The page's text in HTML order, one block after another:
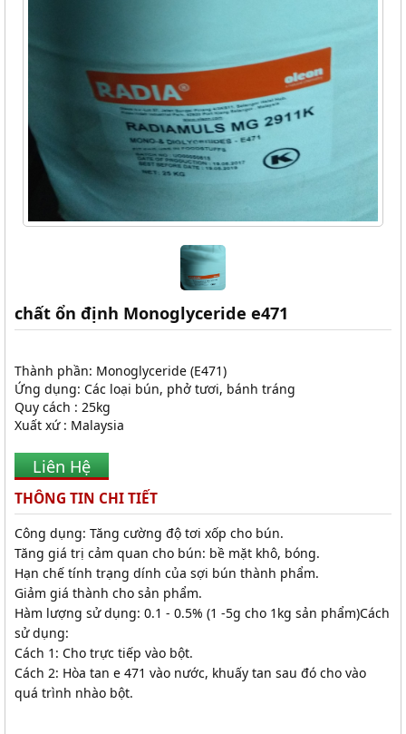
chất ổn định Monoglyceride e471
Thành phần: Monoglyceride (E471)
Ứng dụng: Các loại bún, phở tươi, bánh tráng
Quy cách : 25kg
Xuất xứ : Malaysia
Liên Hệ
THÔNG TIN CHI TIẾT
Công dụng: Tăng cường độ tơi xốp cho bún.
Tăng giá trị cảm quan cho bún: bề mặt khô, bóng.
Hạn chế tính trạng dính của sợi bún thành phẩm.
Giảm giá thành cho sản phẩm.
Hàm lượng sử dụng: 0.1 - 0.5% (1 -5g cho 1kg sản phẩm)Cách
sử dụng:
Cách 1: Cho trực tiếp vào bột.
Cách 2: Hòa tan e 471 vào nước, khuấy tan sau đó cho vào
quá trình nhào bột.